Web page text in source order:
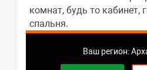
Ваш регион:
комнат, будь то кабинет,
спальня.
Стул Венеция М4 (тон 9М